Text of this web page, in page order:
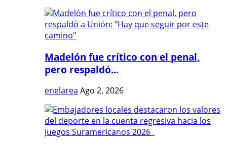
Madelón fue crítico con el penal,
pero respaldó...
enelarea Ago 2, 2026